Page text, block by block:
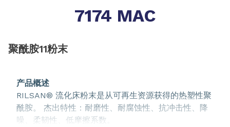
7174 MAC
聚酰胺11粉末
产品概述
RILSAN® 流化床粉末是从可再生资源获得的热塑性聚
酰胺。 杰出特性：耐磨性、耐腐蚀性、抗冲击性、降
噪、柔韧性、低摩擦系数。